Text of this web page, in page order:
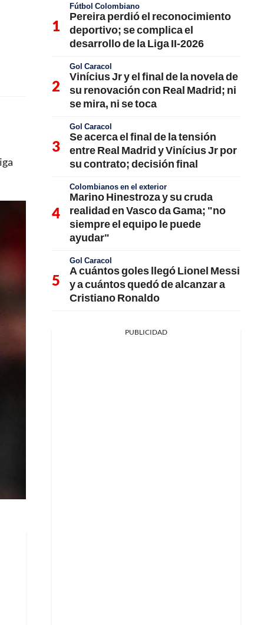
Fútbol Colombiano
Pereira perdió el reconocimiento
deportivo; se complica el
desarrollo de la Liga II-2026
Gol Caracol
Vinícius Jr y el final de la novela de
su renovación con Real Madrid; ni
se mira, ni se toca
Gol Caracol
Se acerca el final de la tensión
entre Real Madrid y Vinícius Jr por
su contrato; decisión final
Colombianos en el exterior
Marino Hinestroza y su cruda
realidad en Vasco da Gama; "no
siempre el equipo le puede
ayudar"
Gol Caracol
A cuántos goles llegó Lionel Messi
y a cuántos quedó de alcanzar a
Cristiano Ronaldo
PUBLICIDAD